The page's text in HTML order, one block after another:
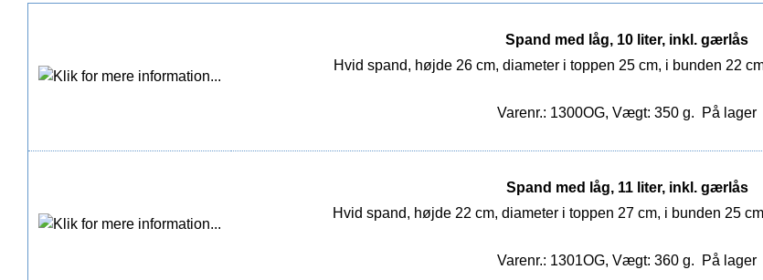
Spand med låg, 10 liter, inkl. gærlås
Hvid spand, højde 26 cm, diameter i toppen 25 cm, i bunden 22
Varenr.: 1300OG, Vægt: 350 g. På lager
Spand med låg, 11 liter, inkl. gærlås
Hvid spand, højde 22 cm, diameter i toppen 27 cm, i bunden 25
Varenr.: 1301OG, Vægt: 360 g. På lager